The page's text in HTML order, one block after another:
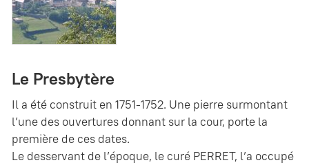
Le Presbytère
Il a été construit en 1751-1752. Une pierre surmontant
l’une des ouvertures donnant sur la cour, porte la
première de ces dates.
Le desservant de l’époque, le curé PERRET, l’a occupé